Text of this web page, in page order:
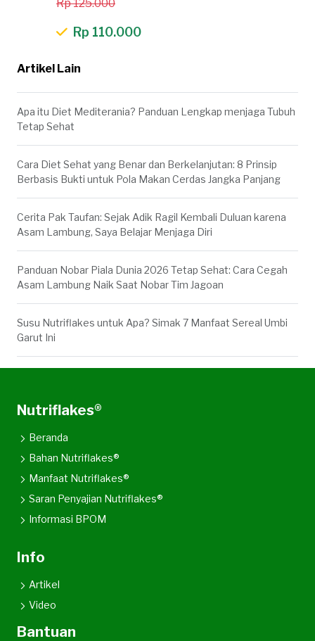
Rp 125.000
Rp 110.000
Artikel Lain
Apa itu Diet Mediterania? Panduan Lengkap menjaga Tubuh
Tetap Sehat
Cara Diet Sehat yang Benar dan Berkelanjutan: 8 Prinsip
Berbasis Bukti untuk Pola Makan Cerdas Jangka Panjang
Cerita Pak Taufan: Sejak Adik Ragil Kembali Duluan karena
Asam Lambung, Saya Belajar Menjaga Diri
Panduan Nobar Piala Dunia 2026 Tetap Sehat: Cara Cegah
Asam Lambung Naik Saat Nobar Tim Jagoan
Susu Nutriflakes untuk Apa? Simak 7 Manfaat Sereal Umbi
Garut Ini
Nutriflakes®
Beranda
Bahan Nutriflakes®
Manfaat Nutriflakes®
Saran Penyajian Nutriflakes®
Informasi BPOM
Info
Artikel
Video
Bantuan